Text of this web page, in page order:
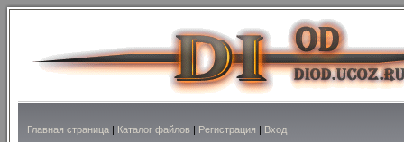
Главная страница | Каталог файлов | Регистрация | Вход